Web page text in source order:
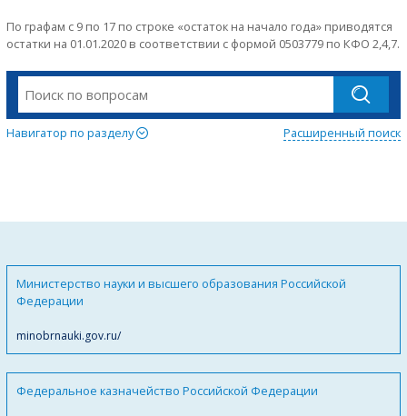
По графам с 9 по 17 по строке «остаток на начало года» приводятся
остатки на 01.01.2020 в соответствии с формой 0503779 по КФО 2,4,7.
Навигатор по разделу Расширенный поиск
Министерство науки и высшего образования Российской
Федерации
minobrnauki.gov.ru/
Федеральное казначейство Российской Федерации